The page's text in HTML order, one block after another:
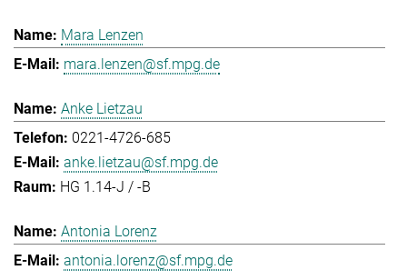
Mara Lenzen
mara.lenzen@sf.mpg.de
Anke Lietzau
0221-4726-685
anke.lietzau@sf.mpg.de
HG 1.14-J / -B
Antonia Lorenz
antonia.lorenz@sf.mpg.de